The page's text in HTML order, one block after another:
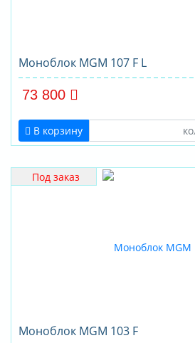
Моноблок MGM 107 F L
73 800
В корзину
Под заказ
Моноблок MGM 103 F